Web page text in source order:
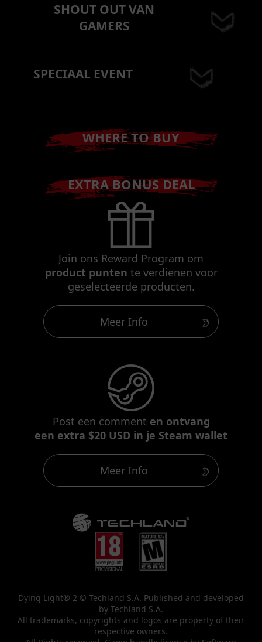
SHOUT OUT VAN
GAMERS
SPECIAAL EVENT
WHERE TO BUY
EXTRA BONUS DEAL
Join ons Reward Program om
product punten te verdienen voor
geselecteerde producten.
Meer Info
Post een comment en ontvang
een extra $20 USD in je Steam wallet
Meer Info
Dying Light® 2 © Techland S.A. Published and developed
by Techland S.A.
All trademarks, copyrights and logos are property of their
respective owners.